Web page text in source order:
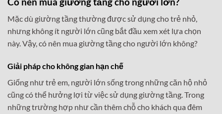
Mặc dù giường tầng thường được sử dụng cho trẻ nhỏ,
nhưng không ít người lớn cũng bắt đầu xem xét lựa chọn
này. Vậy, có nên mua giường tầng cho người lớn không?
Giải pháp cho không gian hạn chế
Giống như trẻ em, người lớn sống trong những căn hộ nhỏ
cũng có thể hưởng lợi từ việc sử dụng giường tầng. Trong
những trường hợp như cần thêm chỗ cho khách qua đêm